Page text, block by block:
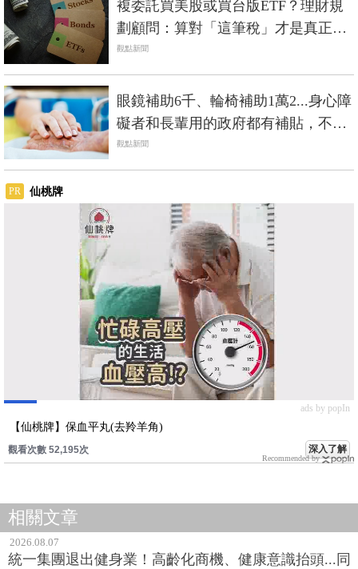
複委託買美股或買台版ETF？理財規
劃顧問：算對「這筆稅」才是真正報
酬
觀點新聞
眼鏡補助6千、輪椅補助1萬2...身心障
礙者和長輩用的政府都有補貼，不是
低收入戶也能辦
觀點新聞
PR 仙桃牌
ads by popIn
【仙桃牌】保血平丸(去羚羊角)
觀看次數 52,205次 深入了解
Recommended by
相關文章
2026.08.07
統一集團退出健身業！高齡化商機、健康意識抬頭...同